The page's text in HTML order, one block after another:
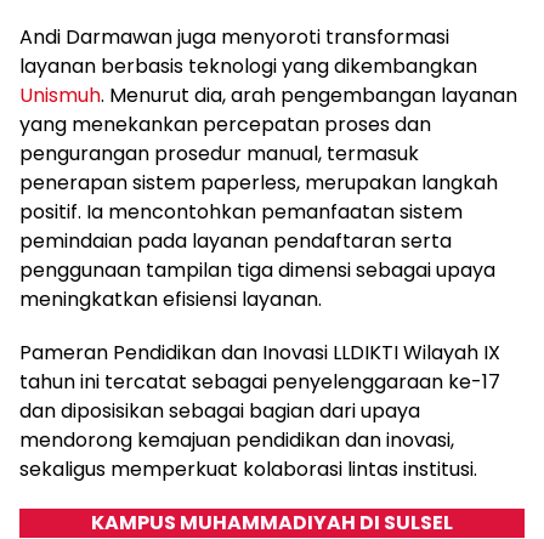
Andi Darmawan juga menyoroti transformasi
layanan berbasis teknologi yang dikembangkan
Unismuh. Menurut dia, arah pengembangan layanan
yang menekankan percepatan proses dan
pengurangan prosedur manual, termasuk
penerapan sistem paperless, merupakan langkah
positif. Ia mencontohkan pemanfaatan sistem
pemindaian pada layanan pendaftaran serta
penggunaan tampilan tiga dimensi sebagai upaya
meningkatkan efisiensi layanan.
Pameran Pendidikan dan Inovasi LLDIKTI Wilayah IX
tahun ini tercatat sebagai penyelenggaraan ke-17
dan diposisikan sebagai bagian dari upaya
mendorong kemajuan pendidikan dan inovasi,
sekaligus memperkuat kolaborasi lintas institusi.
KAMPUS MUHAMMADIYAH DI SULSEL